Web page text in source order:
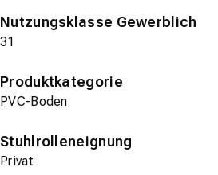
Nutzungsklasse Gewerblich
31
Produktkategorie
PVC-Boden
Stuhlrolleneignung
Privat